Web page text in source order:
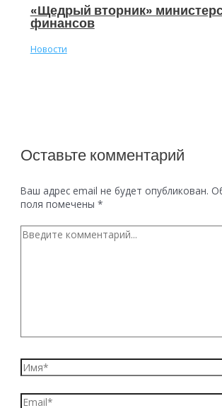
«Щедрый вторник»
финансов
Новости
Оставьте комментарий
Ваш адрес email не будет опубликован.
поля помечены*
Введите
комментарий...
Имя*
Email*